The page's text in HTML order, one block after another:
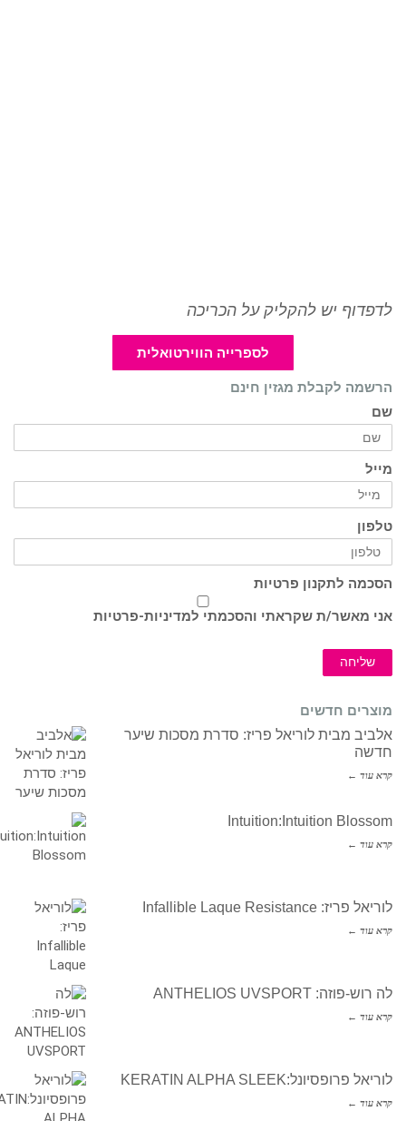
לדפדוף יש להקליק על הכריכה
לספרייה הווירטואלית
הרשמה לקבלת מגזין חינם
שם
מייל
טלפון
הסכמה לתקנון פרטיות
אני מאשר/ת שקראתי והסכמתי למדיניות-פרטיות
שליחה
מוצרים חדשים
אלביב מבית לוריאל פריז: סדרת מסכות שיער
חדשה
קרא עוד ←
Intuition:Intuition Blossom
קרא עוד ←
לוריאל פריז: Infallible Laque Resistance
קרא עוד ←
לה רוש-פוזה: ANTHELIOS UVSPORT
קרא עוד ←
לוריאל פרופסיונל:KERATIN ALPHA SLEEK
קרא עוד ←